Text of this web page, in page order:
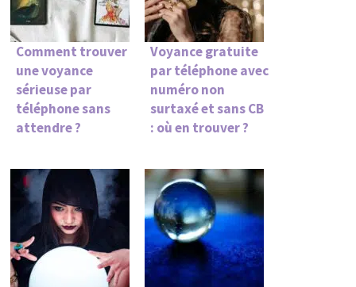
Comment trouver
une voyance
sérieuse par
téléphone sans
attendre ?
Voyance gratuite
par téléphone avec
numéro non
surtaxé et sans CB
: où en trouver ?